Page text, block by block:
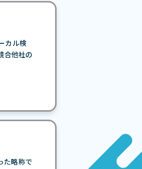
カル検
合他社の
た略称で